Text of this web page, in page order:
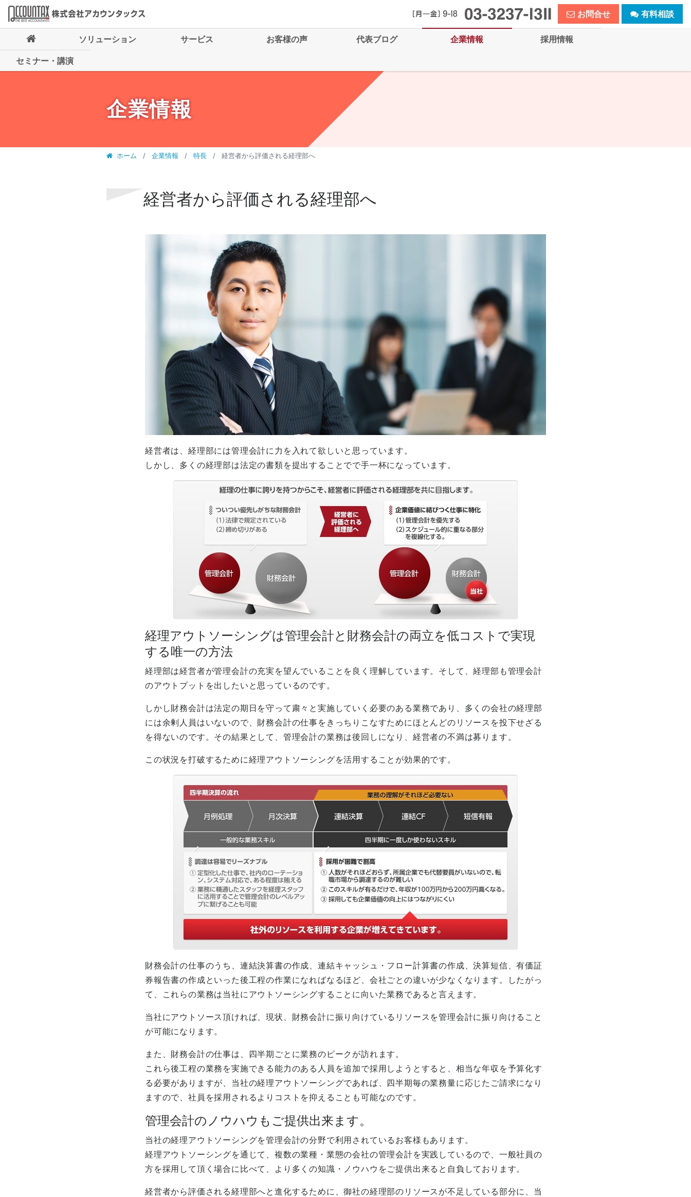
お問合せ 有料相談
ソリューション サービス お客様の声 代表ブログ 企業情報 採用情報
セミナー・講演
企業情報
ホーム 企業情報 特長 経営者から評価される経理部へ
経営者から評価される経理部へ
経営者は、経理部には管理会計に力を入れて欲しいと思っています。
しかし、多くの経理部は法定の書類を提出することでで手一杯になっています。
経理アウトソーシングは管理会計と財務会計の両立を低コストで実現
する唯一の方法
経理部は経営者が管理会計の充実を望んでいることを良く理解しています。そして、経理部も管理会計
のアウトプットを出したいと思っているのです。
しかし財務会計は法定の期日を守って粛々と実施していく必要のある業務であり、多くの会社の経理部
には余剰人員はいないので、財務会計の仕事をきっちりこなすためにほとんどのリソースを投下せざる
を得ないのです。その結果として、管理会計の業務は後回しになり、経営者の不満は募ります。
この状況を打破するために経理アウトソーシングを活用することが効果的です。
財務会計の仕事のうち、連結決算書の作成、連結キャッシュ・フロー計算書の作成、決算短信、有価証
券報告書の作成といった後工程の作業になればなるほど、会社ごとの違いが少なくなります。したがっ
て、これらの業務は当社にアウトソーシングすることに向いた業務であると言えます。
当社にアウトソース頂ければ、現状、財務会計に振り向けているリソースを管理会計に振り向けること
が可能になります。
また、財務会計の仕事は、四半期ごとに業務のピークが訪れます。
これら後工程の業務を実施できる能力のある人員を追加で採用しようとすると、相当な年収を予算化す
る必要がありますが、当社の経理アウトソーシングであれば、四半期毎の業務量に応じたご請求になり
ますので、社員を採用されるよりコストを抑えることも可能なのです。
管理会計のノウハウもご提供出来ます。
当社の経理アウトソーシングを管理会計の分野で利用されているお客様もあります。
経理アウトソーシングを通じて、複数の業種・業態の会社の管理会計を実践しているので、一般社員の
方を採用して頂く場合に比べて、より多くの知識・ノウハウをご提供出来ると自負しております。
経営者から評価される経理部へと進化するために、御社の経理部のリソースが不足している部分に、当